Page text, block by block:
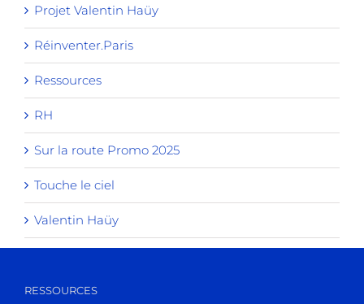
Projet Valentin Haüy
Réinventer.Paris
Ressources
RH
Sur la route Promo 2025
Touche le ciel
Valentin Haüy
RESSOURCES